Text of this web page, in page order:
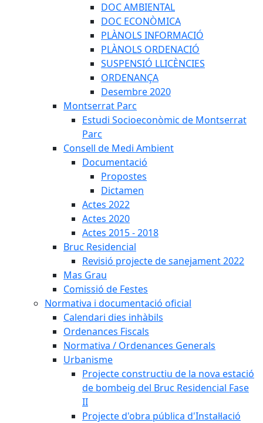
DOC AMBIENTAL
DOC ECONÒMICA
PLÀNOLS INFORMACIÓ
PLÀNOLS ORDENACIÓ
SUSPENSIÓ LLICÈNCIES
ORDENANÇA
Desembre 2020
Montserrat Parc
Estudi Socioeconòmic de Montserrat
Parc
Consell de Medi Ambient
Documentació
Propostes
Dictamen
Actes 2022
Actes 2020
Actes 2015 - 2018
Bruc Residencial
Revisió projecte de sanejament 2022
Mas Grau
Comissió de Festes
Normativa i documentació oficial
Calendari dies inhàbils
Ordenances Fiscals
Normativa / Ordenances Generals
Urbanisme
Projecte constructiu de la nova estació
de bombeig del Bruc Residencial Fase
II
Projecte d'obra pública d'Instal·lació